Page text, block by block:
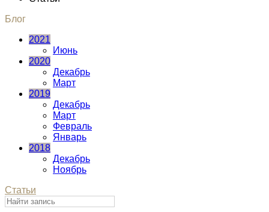
Блог
2021
Июнь
2020
Декабрь
Март
2019
Декабрь
Март
Февраль
Январь
2018
Декабрь
Ноябрь
Статьи